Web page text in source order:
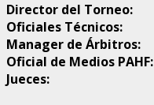
Director del Torneo:
Oficiales Técnicos:
Manager de Árbitros:
Oficial de Medios PAHF:
Jueces: